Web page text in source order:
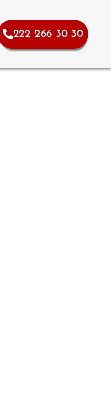
222 266 30 30